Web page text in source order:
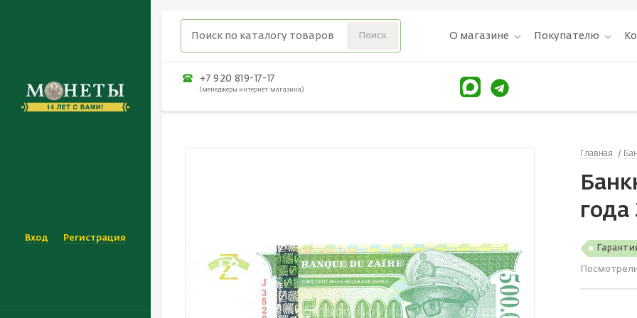
Вход Регистрация
О магазине Покупателю
+7 920 819-17-17
(менеджеры интернет-магазина)
Главная
года